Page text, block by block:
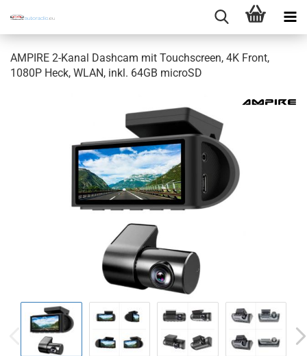
AMPIRE 2-Kanal Dashcam mit Touchscreen, 4K Front,
1080P Heck, WLAN, inkl. 64GB microSD